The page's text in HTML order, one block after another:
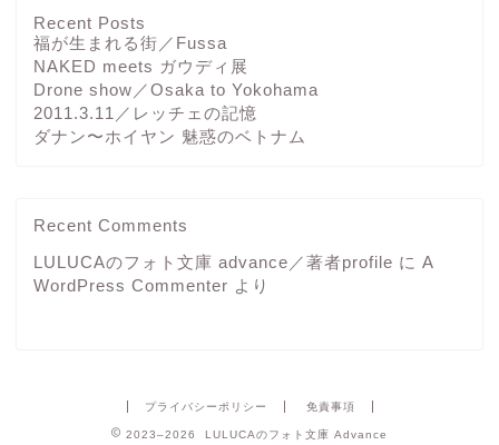
Recent Posts
福が生まれる街／Fussa
NAKED meets ガウディ展
Drone show／Osaka to Yokohama
2011.3.11／レッチェの記憶
ダナン〜ホイヤン 魅惑のベトナム
Recent Comments
LULUCAのフォト文庫 advance／著者profile に A
WordPress Commenter より
プライバシーポリシー 免責事項
2023–2026 LULUCAのフォト文庫 Advance